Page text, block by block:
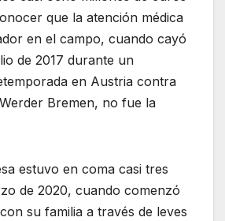
que la atención médica
en el campo, cuando cayó
de 2017 durante un
en Austria contra
Bremen, no fue la
estuvo en coma casi tres
de 2020, cuando comenzó
su familia a través de leves